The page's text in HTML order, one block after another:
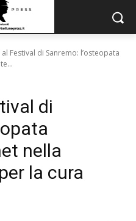
al Festival di Sanremo: l’osteopata
di
nella
la cura